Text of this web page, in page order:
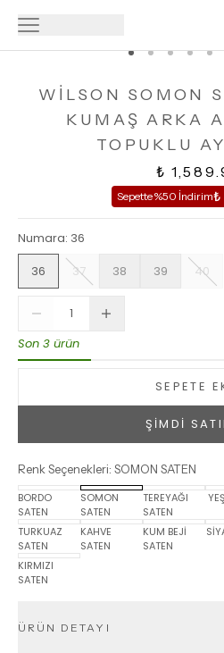
WİLSON SOMON
KUMAŞ ARKA
TOPUKLU
₺
Sepette %50 İndirim
Numara: 36
36
37 38 39 40
Son 3 ürün
SEPETE
ŞİMDİ
Renk Seçenekleri: SOMON SATEN
BORDO
SATEN
SOMON
SATEN
TEREYAĞI
SATEN
TURKUAZ
SATEN
KAHVE
SATEN
KUM BEJİ
SATEN
KIRMIZI
SATEN
ÜRÜN DETAYI